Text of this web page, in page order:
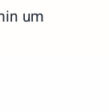
um